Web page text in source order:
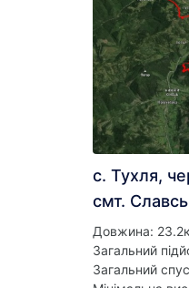
с. Тухля,
смт.
Довжина:
Загальний
Загальний